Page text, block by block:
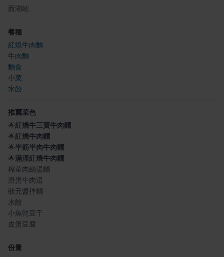
西湖站
餐種
紅燒牛肉麵
牛肉麵
麵食
小菜
水餃
推薦菜色
🌟紅燒牛三寶牛肉麵
🌟紅燒牛肉麵
🌟半筋半肉牛肉麵
🌟滿漢紅燒牛肉麵
榨菜肉絲湯麵
滑蛋牛肉湯
狀元醬拌麵
水餃
小魚乾豆干
皮蛋豆腐
份量